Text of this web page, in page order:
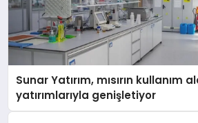
DÜNYA
BILIM VE TEKNOLOJI
Sunar Yatırım, mısırın kullanım
yatırımlarıyla genişletiyor